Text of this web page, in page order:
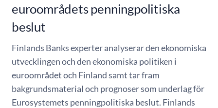
euroområdets penningpolitiska
beslut
Finlands Banks experter analyserar den ekonomiska
utvecklingen och den ekonomiska politiken i
euroområdet och Finland samt tar fram
bakgrundsmaterial och prognoser som underlag för
Eurosystemets penningpolitiska beslut. Finlands